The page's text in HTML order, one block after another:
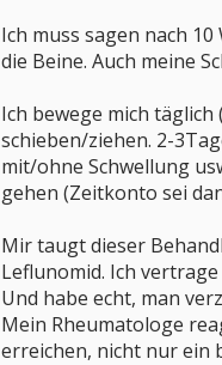
Ich muss sagen nach
die Beine. Auch meine
Ich bewege mich
schieben/ziehen. 2-
mit/ohne Schwellung
gehen (Zeitkonto sei
Mir taugt dieser
Leflunomid. Ich
Und habe echt, man
Mein Rheumatologe
erreichen, nicht nur ein